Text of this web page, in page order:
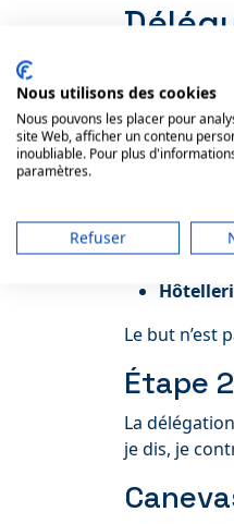
La
absorbé
En gestion
Le but n’est
Étape
La
je dis, je
Nous utilisons des cookies
Nous pouvons les placer pour
site Web, afficher un contenu
inoubliable. Pour plus
paramètres.
Refuser